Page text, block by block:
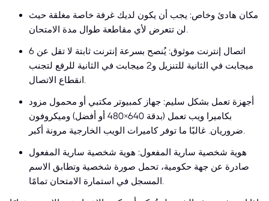
مكان هادئ وخاص: يجب أن يكون لديك غرفة خاصة مغلقة حيث
لن تتعرض لأي مقاطعة طوال مدة الامتحان.
اتصال إنترنت موثوق: يُنصح بسرعة إنترنت ثابتة لا تقل عن 6
ميجابت في الثانية للتنزيل و2 ميجابت في الثانية للرفع لتجنب
انقطاع الاتصال.
أجهزة تعمل بشكل سليم: جهاز كمبيوتر مكتبي أو محمول مزود
بكاميرا ويب تعمل (بدقة 640×480 أو أفضل) وميكروفون
ضروريان. غالبًا ما توفر كاميرات الويب الخارجية مرونة أكبر.
هوية شخصية سارية المفعول: هوية شخصية سارية المفعول
صادرة عن جهة حكومية، تحمل صورة شخصية وتطابق الاسم
المسجل في استمارة الامتحان تمامًا.